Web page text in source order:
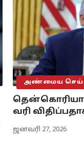
அண்மைய
வரி
ஜனவரி 27, 2026